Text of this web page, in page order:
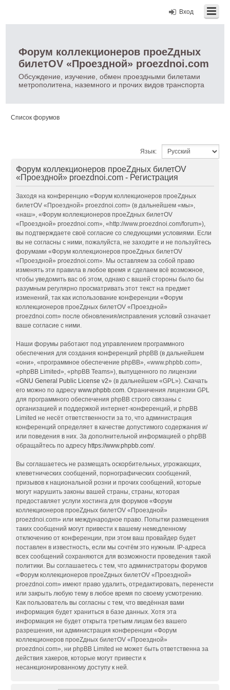
Вход
Форум коллекционеров проеZдных
билетOV «Проездной» proezdnoi.com
Обсуждение, изучение, обмен проездными билетами
метрополитена, наземного и прочих видов транспорта
Список форумов
Язык:
Форум коллекционеров проеZдных билетOV
«Проездной» proezdnoi.com - Регистрация
Заходя на конференцию «Форум коллекционеров проеZдных
билетOV «Проездной» proezdnoi.com» (в дальнейшем «мы»,
«наш», «Форум коллекционеров проеZдных билетOV
«Проездной» proezdnoi.com», «http://www.proezdnoi.com/forum»),
вы подтверждаете своё согласие со следующими условиями. Если
вы не согласны с ними, пожалуйста, не заходите и не пользуйтесь
форумами «Форум коллекционеров проеZдных билетOV
«Проездной» proezdnoi.com». Мы оставляем за собой право
изменять эти правила в любое время и сделаем всё возможное,
чтобы уведомить вас об этом, однако с вашей стороны было бы
разумным регулярно просматривать этот текст на предмет
изменений, так как использование конференции «Форум
коллекционеров проеZдных билетOV «Проездной»
proezdnoi.com» после обновления/исправления условий означает
ваше согласие с ними.
Наши форумы работают под управлением программного
обеспечения для создания конференций phpBB (в дальнейшем
«они», «программное обеспечение phpBB», «www.phpbb.com»,
«phpBB Limited», «phpBB Teams»), выпущенного по лицензии
«GNU General Public License v2» (в дальнейшем «GPL»). Скачать
его можно по адресуwww.phpbb.com. Ограничения лицензии GPL
для программного обеспечения phpBB строго связаны с
организацией и поддержкой интернет-конференций, и phpBB
Limited не несёт ответственности за то, что администрация
конференций определяет в качестве допустимого содержания и/
или поведения в них. За дополнительной информацией о phpBB
обращайтесь по адресу https://www.phpbb.com/.
Вы соглашаетесь не размещать оскорбительных, угрожающих,
клеветнических сообщений, порнографических сообщений,
призывов к национальной розни и прочих сообщений, которые
могут нарушить законы вашей страны, страны, которая
предоставляет услуги хостинга для форумов «Форум
коллекционеров проеZдных билетOV «Проездной»
proezdnoi.com» или международное право. Попытки размещения
таких сообщений могут привести к вашему немедленному
отключению от конференции, при этом ваш провайдер будет
поставлен в известность, если мы сочтём это нужным. IP-адреса
всех сообщений сохраняются для возможности проведения такой
политики. Вы соглашаетесь с тем, что администраторы форумов
«Форум коллекционеров проеZдных билетOV «Проездной»
proezdnoi.com» имеют право удалить, отредактировать, перенести
или закрыть любую тему в любое время по своему усмотрению.
Как пользователь вы согласны с тем, что введённая вами
информация будет храниться в базе данных. Хотя эта
информация не будет открыта третьим лицам без вашего
разрешения, ни администрация конференции «Форум
коллекционеров проеZдных билетOV «Проездной»
proezdnoi.com», ни phpBB Limited не может быть ответственна за
действия хакеров, которые могут привести к
несанкционированному доступу к ней.